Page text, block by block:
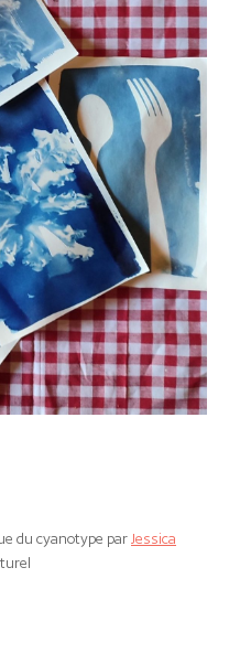
du cyanotype par Jessica